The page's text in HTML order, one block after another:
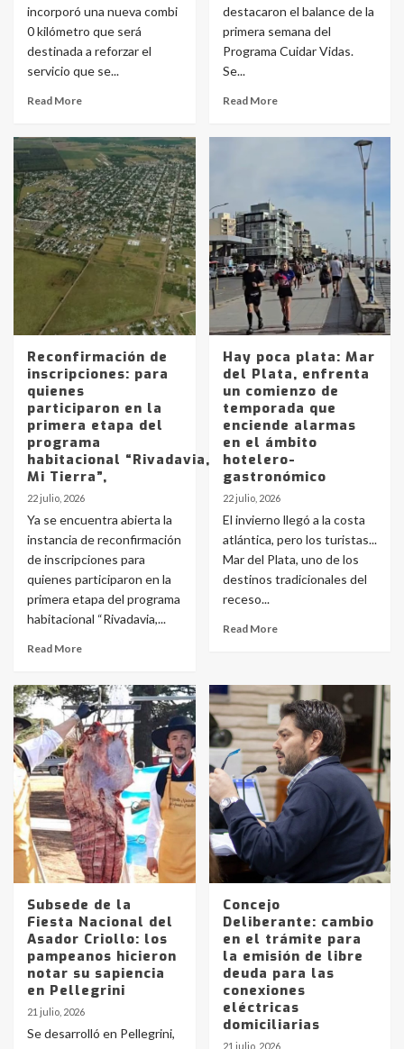
incorporó una nueva combi
0 kilómetro que será
destinada a reforzar el
servicio que se...
Read More
destacaron el balance de la
primera semana del
Programa Cuidar Vidas.
Se...
Read More
Reconfirmación de
inscripciones: para
quienes
participaron en la
primera etapa del
programa
habitacional “Rivadavia,
Mi Tierra”,
22 julio, 2026
Ya se encuentra abierta la
instancia de reconfirmación
de inscripciones para
quienes participaron en la
primera etapa del programa
habitacional “Rivadavia,...
Read More
Hay poca plata: Mar
del Plata, enfrenta
un comienzo de
temporada que
enciende alarmas
en el ámbito
hotelero-
gastronómico
22 julio, 2026
El invierno llegó a la costa
atlántica, pero los turistas...
Mar del Plata, uno de los
destinos tradicionales del
receso...
Read More
Subsede de la
Fiesta Nacional del
Asador Criollo: los
pampeanos hicieron
notar su sapiencia
en Pellegrini
21 julio, 2026
Se desarrolló en Pellegrini,
Concejo
Deliberante: cambio
en el trámite para
la emisión de libre
deuda para las
conexiones
eléctricas
domiciliarias
21 julio, 2026